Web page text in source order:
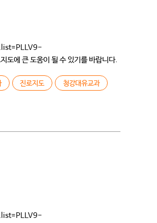
에 큰 도움이 될 수 있기를 바랍니다.
진로지도 청강대유교과